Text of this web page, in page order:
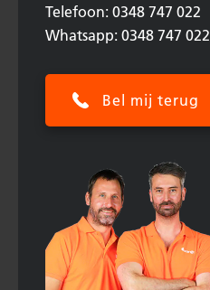
Telefoon: 0348 747 022
Whatsapp: 0348 747 022
Bel mij terug